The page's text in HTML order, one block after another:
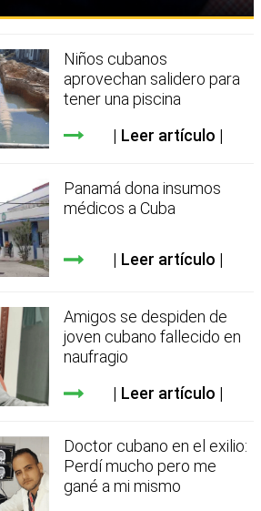
Niños cubanos
aprovechan salidero para
tener una piscina
Leer artículo
Panamá dona insumos
médicos a Cuba
Leer artículo
Amigos se despiden de
joven cubano fallecido en
naufragio
Leer artículo
Doctor cubano en el exilio:
Perdí mucho pero me
gané a mi mismo